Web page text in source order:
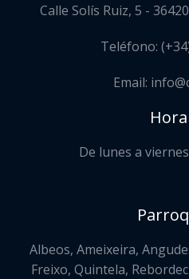
Calle Solís Ruiz, 5 -
Teléfono:
Email:
De lunes a
Albeos, Ameixeira,
Freixo, Quintela,